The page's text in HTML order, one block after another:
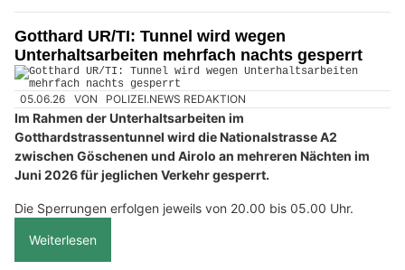
Gotthard UR/TI: Tunnel wird wegen
Unterhaltsarbeiten mehrfach nachts gesperrt
05.06.26 VON POLIZEI.NEWS REDAKTION
Im Rahmen der Unterhaltsarbeiten im
Gotthardstrassentunnel wird die Nationalstrasse A2
zwischen Göschenen und Airolo an mehreren Nächten im
Juni 2026 für jeglichen Verkehr gesperrt.
Die Sperrungen erfolgen jeweils von 20.00 bis 05.00 Uhr.
Weiterlesen